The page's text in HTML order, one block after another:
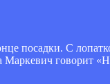
посадки. С
Маркевич говорит